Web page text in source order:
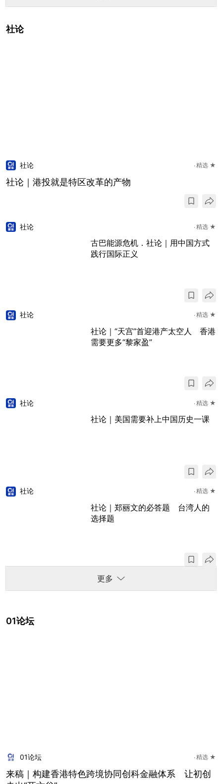
社论
更多
社论 精选 ★
社论｜港投就是特区改革的产物
社论 精选 ★
古巴能源危机．社论｜用中国方式
践行国际正义
社论 精选 ★
社论｜“天宫”首迎港产太空人 香港
需要更多“黎家盈”
社论 精选 ★
社论｜美国需要补上中国历史一课
社论 精选 ★
社论｜郑丽文的必答题 台湾人的
选择题
01论坛
01论坛 精选 ★
来稿｜构建香港特色跨境协同创科金融体系 让初创